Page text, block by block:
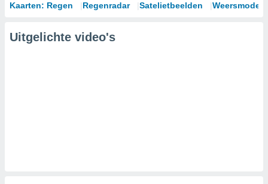
Kaarten: Regen Regenradar Satelietbeelden
Uitgelichte video's